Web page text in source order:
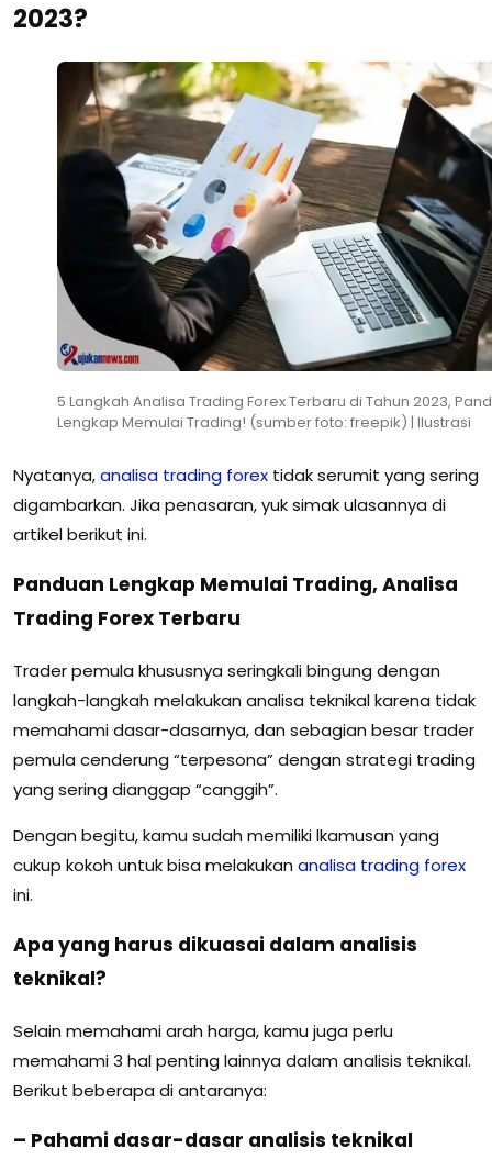
2023?
5 Langkah Analisa Trading Forex Terbaru di Tahun 2023,
Lengkap Memulai Trading! (sumber foto: freepik) | Ilustrasi
Nyatanya,analisa trading forex tidak serumit yang sering
digambarkan. Jika penasaran, yuk simak ulasannya di
artikel berikut ini.
Panduan Lengkap Memulai Trading, Analisa
Trading Forex Terbaru
Trader pemula khususnya seringkali bingung dengan
langkah-langkah melakukan analisa teknikal karena tidak
memahami dasar-dasarnya, dan sebagian besar trader
pemula cenderung “terpesona” dengan strategi trading
yang sering dianggap “canggih”.
Dengan begitu, kamu sudah memiliki lkamusan yang
cukup kokoh untuk bisa melakukan analisa trading forex
ini.
Apa yang harus dikuasai dalam analisis
teknikal?
Selain memahami arah harga, kamu juga perlu
memahami 3 hal penting lainnya dalam analisis teknikal.
Berikut beberapa di antaranya:
– Pahami dasar-dasar analisis teknikal